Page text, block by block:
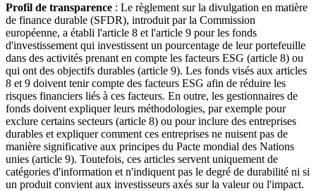
Profil de transparence : Le règlement sur la divulgation en matière
de finance durable (SFDR), introduit par la Commission
européenne, a établi l'article 8 et l'article 9 pour les fonds
d'investissement qui investissent un pourcentage de leur portefeuille
dans des activités prenant en compte les facteurs ESG (article 8) ou
qui ont des objectifs durables (article 9). Les fonds visés aux articles
8 et 9 doivent tenir compte des facteurs ESG afin de réduire les
risques financiers liés à ces facteurs. En outre, les gestionnaires de
fonds doivent expliquer leurs méthodologies, par exemple pour
exclure certains secteurs (article 8) ou pour inclure des entreprises
durables et expliquer comment ces entreprises ne nuisent pas de
manière significative aux principes du Pacte mondial des Nations
unies (article 9). Toutefois, ces articles servent uniquement de
catégories d'information et n'indiquent pas le degré de durabilité ni si
un produit convient aux investisseurs axés sur la valeur ou l'impact.